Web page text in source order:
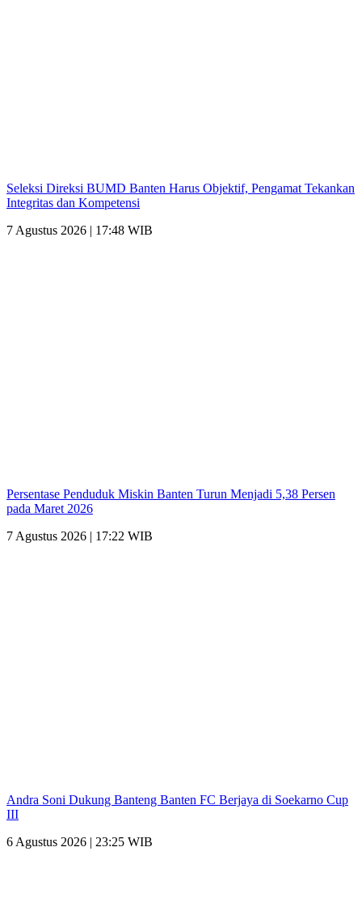
Seleksi Direksi BUMD Banten Harus Objektif, Pengamat Tekankan
Integritas dan Kompetensi
7 Agustus 2026 | 17:48 WIB
Persentase Penduduk Miskin Banten Turun Menjadi 5,38 Persen
pada Maret 2026
7 Agustus 2026 | 17:22 WIB
Andra Soni Dukung Banteng Banten FC Berjaya di Soekarno Cup
III
6 Agustus 2026 | 23:25 WIB